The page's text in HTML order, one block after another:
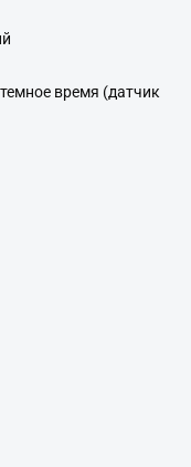
время (датчик